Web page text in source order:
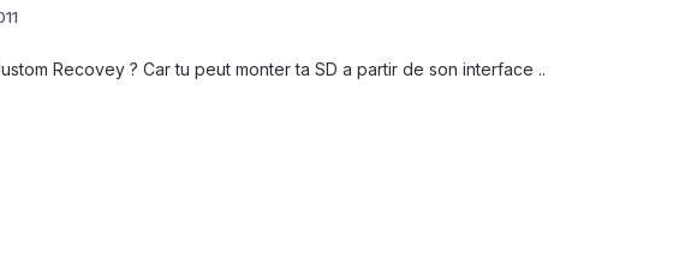
Recovey ? Car tu peut monter ta SD a partir de son interface ..